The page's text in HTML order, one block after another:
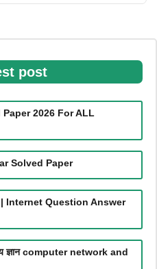
post
2026 For ALL
Solved Paper
| Internet Question Answer
ज्ञान computer network and